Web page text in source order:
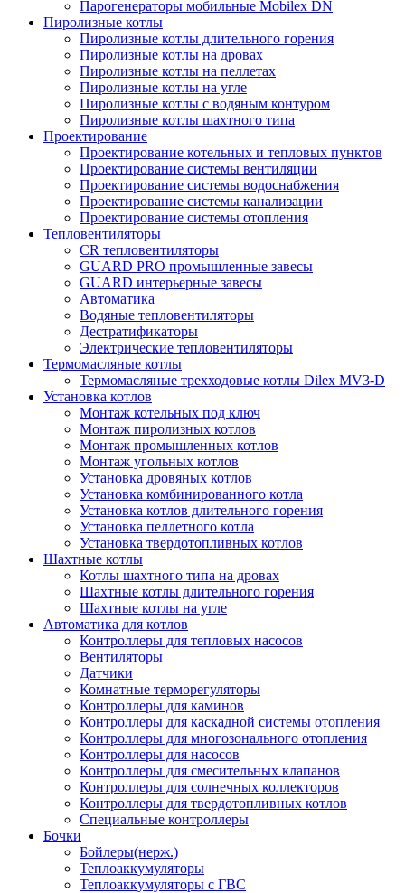
Парогенераторы мобильные Mobilex DN
Пиролизные котлы
Пиролизные котлы длительного горения
Пиролизные котлы на дровах
Пиролизные котлы на пеллетах
Пиролизные котлы на угле
Пиролизные котлы с водяным контуром
Пиролизные котлы шахтного типа
Проектирование
Проектирование котельных и тепловых пунктов
Проектирование системы вентиляции
Проектирование системы водоснабжения
Проектирование системы канализации
Проектирование системы отопления
Тепловентиляторы
CR тепловентиляторы
GUARD PRO промышленные завесы
GUARD интерьерные завесы
Автоматика
Водяные тепловентиляторы
Дестратификаторы
Электрические тепловентиляторы
Термомасляные котлы
Термомасляные трехходовые котлы Dilex MV3-D
Установка котлов
Монтаж котельных под ключ
Монтаж пиролизных котлов
Монтаж промышленных котлов
Монтаж угольных котлов
Установка дровяных котлов
Установка комбинированного котла
Установка котлов длительного горения
Установка пеллетного котла
Установка твердотопливных котлов
Шахтные котлы
Котлы шахтного типа на дровах
Шахтные котлы длительного горения
Шахтные котлы на угле
Автоматика для котлов
Контроллеры для тепловых насосов
Вентиляторы
Датчики
Комнатные терморегуляторы
Контроллеры для каминов
Контроллеры для каскадной системы отопления
Контроллеры для многозонального отопления
Контроллеры для насосов
Контроллеры для смесительных клапанов
Контроллеры для солнечных коллекторов
Контроллеры для твердотопливных котлов
Специальные контроллеры
Бочки
Бойлеры(нерж.)
Теплоаккумуляторы
Теплоаккумуляторы с ГВС